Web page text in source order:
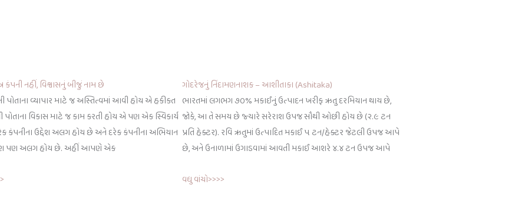
કંપની નહીં, વિશ્વાસનું બીજું નામ છે
પોતાના વ્યાપાર માટે જ અસ્તિત્વમાં આવી હોય એ હકીકત
પોતાના વિકાસ માટે જ કામ કરતી હોય એ પણ એક સ્વિકાર્ય
કંપનીના ઉદ્દેશ અલગ હોય છે અને દરેક કંપનીના અભિયાન
પણ અલગ હોય છે. અહીં આપણે એક
ગોદરેજનું નિંદામણનાશક – આશીતાકા (Ashitaka)
ભારતમાં લગભગ ૭૦% મકાઈનું ઉત્પાદન ખરીફ ઋતુ દરમિયાન થાય છે,
જોકે, આ તે સમય છે જ્યારે સરેરાશ ઉપજ સૌથી ઓછી હોય છે (૨.૯ ટન
પ્રતિ હેક્ટર). રવિ ઋતુમાં ઉત્પાદિત મકાઈ ૫ ટન/હેક્ટર જેટલી ઉપજ આપે
છે, અને ઉનાળામાં ઉગાડવામાં આવતી મકાઈ આશરે ૪.૪ ટન ઉપજ આપે
વધુ વાંચો>>>>